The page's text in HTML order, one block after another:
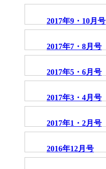
2017年9・10月号
2017年7・8月号
2017年5・6月号
2017年3・4月号
2017年1・2月号
2016年12月号